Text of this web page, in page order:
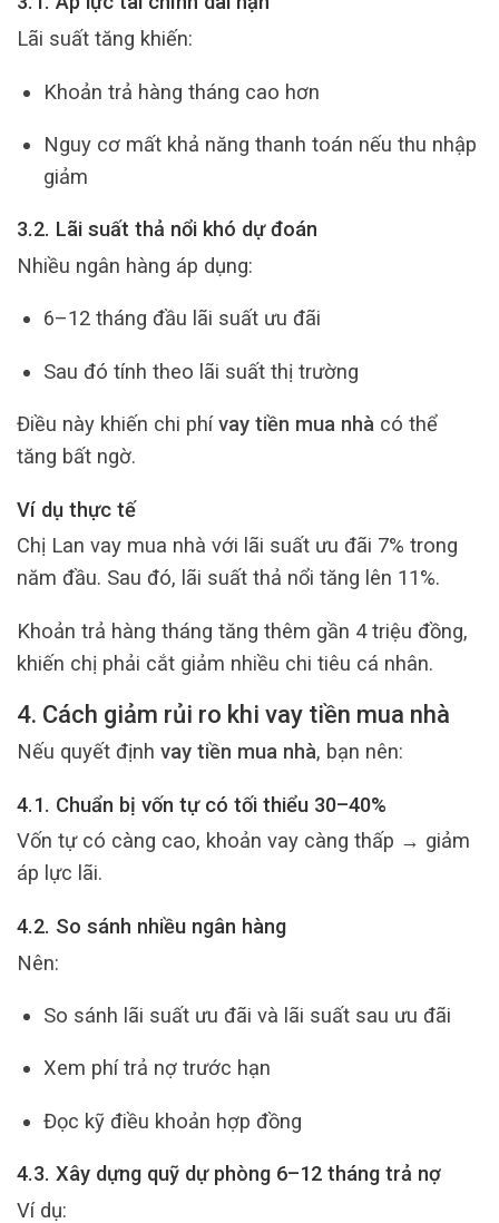
Lãi suất tăng khiến:
Khoản trả hàng tháng cao hơn
Nguy cơ mất khả năng thanh toán nếu thu nhập
giảm
3.2. Lãi suất thả nổi khó dự đoán
Nhiều ngân hàng áp dụng:
6–12 tháng đầu lãi suất ưu đãi
Sau đó tính theo lãi suất thị trường
Điều này khiến chi phívay tiền mua nhà có thể
tăng bất ngờ.
Ví dụ thực tế
Chị Lan vay mua nhà với lãi suất ưu đãi 7% trong
năm đầu. Sau đó, lãi suất thả nổi tăng lên 11%.
Khoản trả hàng tháng tăng thêm gần 4 triệu đồng,
khiến chị phải cắt giảm nhiều chi tiêu cá nhân.
4. Cách giảm rủi ro khi vay tiền mua nhà
Nếu quyết định vay tiền mua nhà, bạn nên:
4.1. Chuẩn bị vốn tự có tối thiểu 30–40%
Vốn tự có càng cao, khoản vay càng thấp → giảm
áp lực lãi.
4.2. So sánh nhiều ngân hàng
Nên:
So sánh lãi suất ưu đãi và lãi suất sau ưu đãi
Xem phí trả nợ trước hạn
Đọc kỹ điều khoản hợp đồng
4.3. Xây dựng quỹ dự phòng 6–12 tháng trả nợ
Ví dụ: